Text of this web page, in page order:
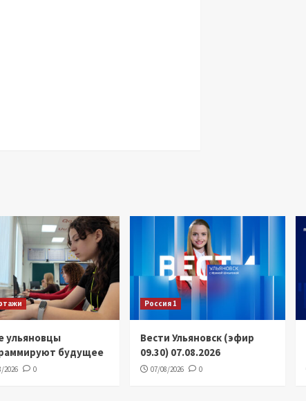
ульяновцы
будущее
2026 0
Россия 1
Вести Ульяновск (эфир
09.30) 07.08.2026
07/08/2026 0